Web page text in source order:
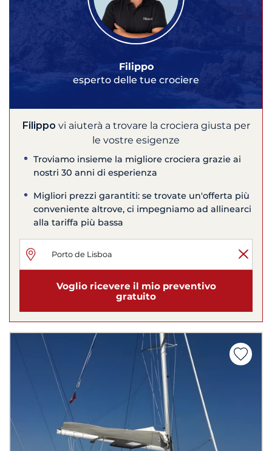
Filippo
esperto delle tue crociere
Filippo vi aiuterà a trovare la crociera giusta per
le vostre esigenze
Troviamo insieme la migliore crociera grazie ai
nostri 30 anni di esperienza
Migliori prezzi garantiti: se trovate un'offerta più
conveniente altrove, ci impegniamo ad allinearci
alla tariffa più bassa
Voglio ricevere il mio preventivo
gratuito